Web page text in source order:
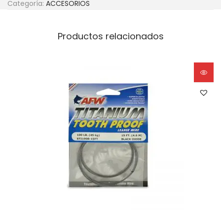
Categoría: ACCESORIOS
Productos relacionados